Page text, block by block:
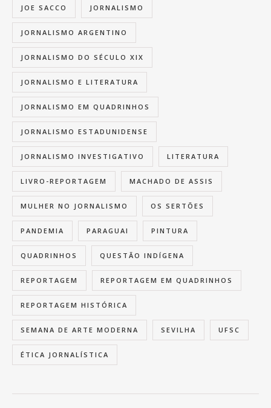
JOE SACCO JORNALISMO
JORNALISMO ARGENTINO
JORNALISMO DO SÉCULO XIX
JORNALISMO E LITERATURA
JORNALISMO EM QUADRINHOS
JORNALISMO ESTADUNIDENSE
JORNALISMO INVESTIGATIVO LITERATURA
LIVRO-REPORTAGEM MACHADO DE ASSIS
MULHER NO JORNALISMO OS SERTÕES
PANDEMIA PARAGUAI PINTURA
QUADRINHOS QUESTÃO INDÍGENA
REPORTAGEM REPORTAGEM EM QUADRINHOS
REPORTAGEM HISTÓRICA
SEMANA DE ARTE MODERNA SEVILHA UFSC
ÉTICA JORNALÍSTICA